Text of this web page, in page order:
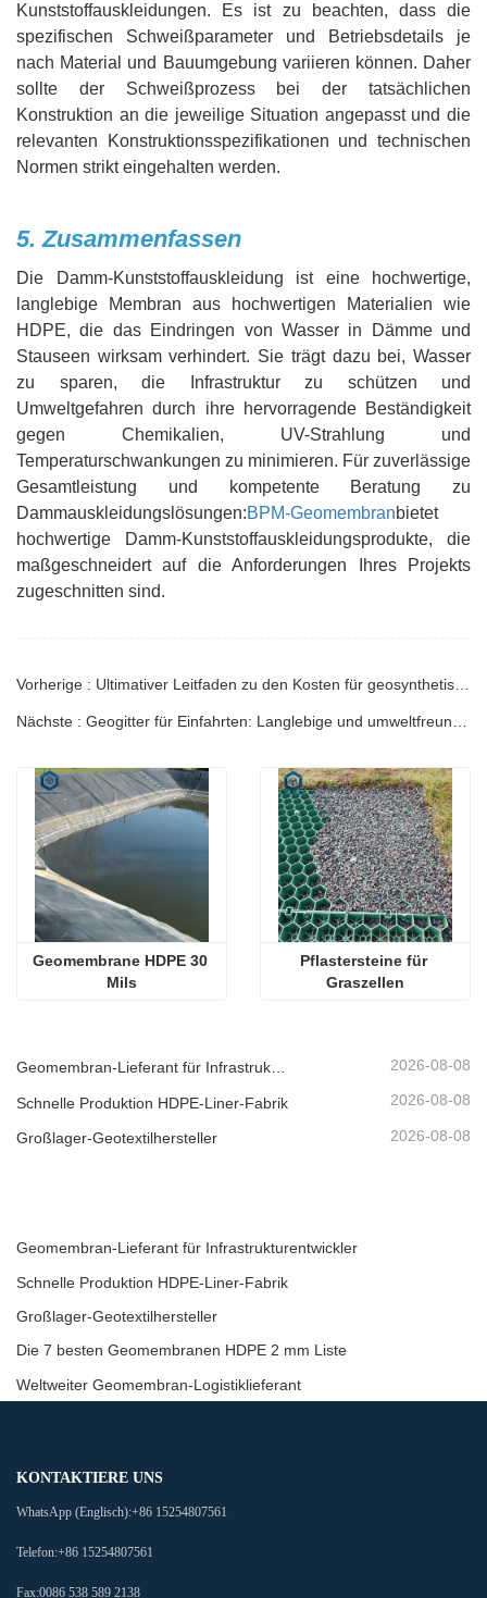
Kunststoffauskleidungen. Es ist zu beachten, dass die
spezifischen Schweißparameter und Betriebsdetails je
nach Material und Bauumgebung variieren können. Daher
sollte der Schweißprozess bei der tatsächlichen
Konstruktion an die jeweilige Situation angepasst und die
relevanten Konstruktionsspezifikationen und technischen
Normen strikt eingehalten werden.
5. Zusammenfassen
Die Damm-Kunststoffauskleidung ist eine hochwertige,
langlebige Membran aus hochwertigen Materialien wie
HDPE, die das Eindringen von Wasser in Dämme und
Stauseen wirksam verhindert. Sie trägt dazu bei, Wasser
zu sparen, die Infrastruktur zu schützen und
Umweltgefahren durch ihre hervorragende Beständigkeit
gegen Chemikalien, UV-Strahlung und
Temperaturschwankungen zu minimieren. Für zuverlässige
Gesamtleistung und kompetente Beratung zu
Dammauskleidungslösungen:BPM-Geomembranbietet
hochwertige Damm-Kunststoffauskleidungsprodukte, die
maßgeschneidert auf die Anforderungen Ihres Projekts
zugeschnitten sind.
Geomembrane HDPE 30
Mils
Pflastersteine für
Graszellen
Geomembran-Lieferant für Infrastrukturentwickler 2026-08-08
Schnelle Produktion HDPE-Liner-Fabrik 2026-08-08
Großlager-Geotextilhersteller 2026-08-08
Geomembran-Lieferant für Infrastrukturentwickler
Schnelle Produktion HDPE-Liner-Fabrik
Großlager-Geotextilhersteller
Die 7 besten Geomembranen HDPE 2 mm Liste
Weltweiter Geomembran-Logistiklieferant
KONTAKTIERE UNS
WhatsApp (Englisch):+86 15254807561
Telefon:+86 15254807561
Fax:0086 538 589 2138